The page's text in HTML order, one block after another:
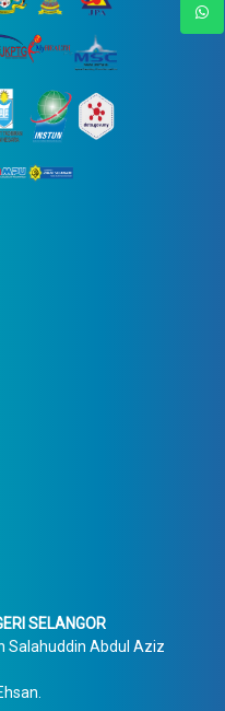
SELANGOR
Salahuddin Abdul Aziz